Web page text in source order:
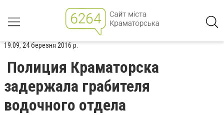
19:09, 24 березня 2016 р.
Полиция Краматорска
задержала грабителя
водочного отдела